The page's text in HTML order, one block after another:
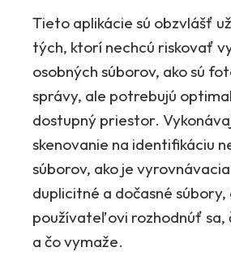
Tieto aplikácie sú obzvlášť
tých, ktorí nechcú riskovať
osobných súborov, ako sú
správy, ale potrebujú
dostupný priestor.
skenovanie na identifikáciu
súborov, ako je
duplicitné a dočasné súbory,
používateľovi rozhodnúť sa,
a čo vymaže.